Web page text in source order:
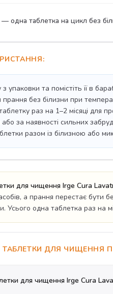
— одна таблетка на цикл без
упаковки та помістіть її в
прання без білизни при
раз на 1–2 місяці для
за наявності сильних
разом із білизною або
для чищення Irge Cura
а прання перестає бути
Усього одна таблетка раз
ДЛЯ ЧИЩЕННЯ
для чищення Irge Cura